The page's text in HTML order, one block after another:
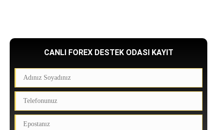
CANLI FOREX DESTEK ODASI KAYIT